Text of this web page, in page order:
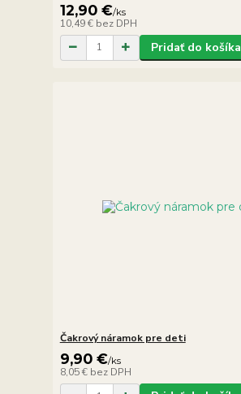
12,90 €/ks
10,49 € bez DPH
Pridať do košíka
Čakrový náramok pre deti
9,90 €/ks
8,05 € bez DPH